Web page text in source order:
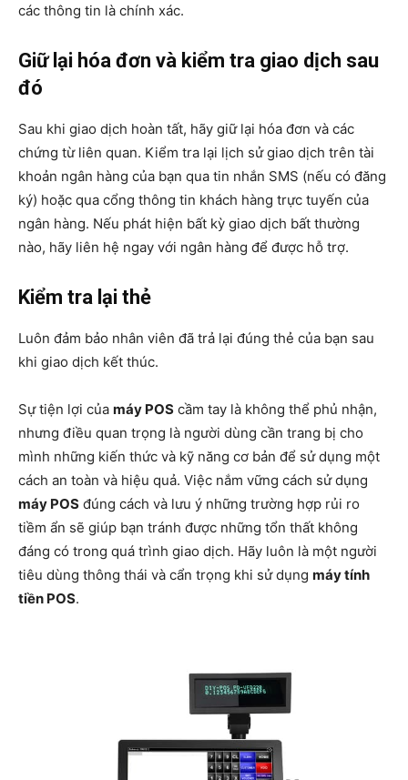
các thông tin là chính xác.
Giữ lại hóa đơn và kiểm tra giao dịch sau
đó
Sau khi giao dịch hoàn tất, hãy giữ lại hóa đơn và các
chứng từ liên quan. Kiểm tra lại lịch sử giao dịch trên tài
khoản ngân hàng của bạn qua tin nhắn SMS (nếu có đăng
ký) hoặc qua cổng thông tin khách hàng trực tuyến của
ngân hàng. Nếu phát hiện bất kỳ giao dịch bất thường
nào, hãy liên hệ ngay với ngân hàng để được hỗ trợ.
Kiểm tra lại thẻ
Luôn đảm bảo nhân viên đã trả lại đúng thẻ của bạn sau
khi giao dịch kết thúc.
Sự tiện lợi của máy POS cầm tay là không thể phủ nhận,
nhưng điều quan trọng là người dùng cần trang bị cho
mình những kiến thức và kỹ năng cơ bản để sử dụng một
cách an toàn và hiệu quả. Việc nắm vững cách sử dụng
máy POS đúng cách và lưu ý những trường hợp rủi ro
tiềm ẩn sẽ giúp bạn tránh được những tổn thất không
đáng có trong quá trình giao dịch. Hãy luôn là một người
tiêu dùng thông thái và cẩn trọng khi sử dụng máy tính
tiền POS.